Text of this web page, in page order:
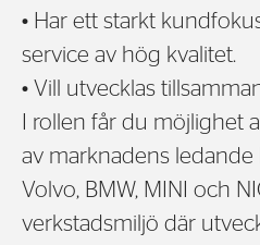
• Har ett starkt
service av hög kvalitet.
• Vill utvecklas
I rollen får du möjlighet
av marknadens ledande
Volvo, BMW, MINI och
verkstadsmiljö där